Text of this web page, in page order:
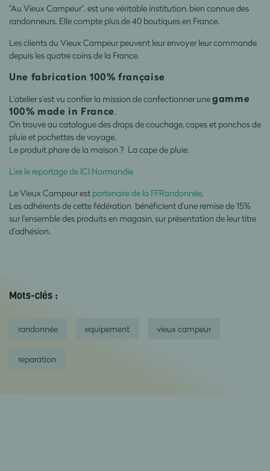
"Au Vieux Campeur". est une véritable institution, bien connue des
randonneurs. Elle compte plus de 40 boutiques en France.
Les clients du Vieux Campeur peuvent leur envoyer leur commande
depuis les quatre coins de la France.
Une fabrication 100% française
L’atelier s’est vu confier la mission de confectionner unegamme
100% made in France.
On trouve au catalogue des draps de couchage, capes et ponchos de
pluie et pochettes de voyage.
Le produit phare de la maison ? La cape de pluie.
Lire le reportage de ICI Normandie
Le Vieux Campeur est partenaire de la FFRandonnée.
Les adhérents de cette fédération bénéficient d’une remise de 15%
sur l’ensemble des produits en magasin, sur présentation de leur titre
d’adhésion.
Mots-clés :
randonnée equipement vieux campeur
reparation